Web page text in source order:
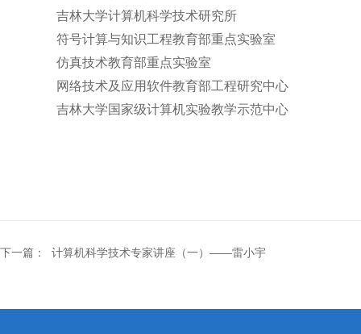
吉林大学计算机科学技术研究所
符号计算与知识工程教育部重点实验室
仿真技术教育部重点实验室
网络技术及应用软件教育部工程研究中心
吉林大学国家级计算机实验教学示范中心
下一篇： 计算机科学技术专家讲座（一）——雷小宇